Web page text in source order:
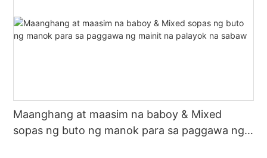
Maanghang at maasim na baboy & Mixed
sopas ng buto ng manok para sa paggawa ng